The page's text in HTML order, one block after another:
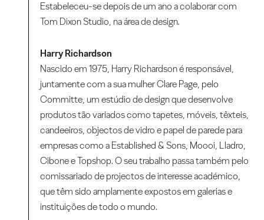
Estabeleceu-se depois de um ano a colaborar com
Tom Dixon Studio, na área de design.
Harry Richardson
Nascido em 1975, Harry Richardson é responsável,
juntamente com a sua mulher Clare Page, pelo
Committe, um estúdio de design que desenvolve
produtos tão variados como tapetes, móveis, têxteis,
candeeiros, objectos de vidro e papel de parede para
empresas como a Established & Sons, Moooi, Lladro,
Cibone e Topshop. O seu trabalho passa também pelo
comissariado de projectos de interesse académico,
que têm sido amplamente expostos em galerias e
instituições de todo o mundo.